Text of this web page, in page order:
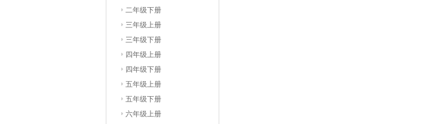
二年级下册
三年级上册
三年级下册
四年级上册
四年级下册
五年级上册
五年级下册
六年级上册